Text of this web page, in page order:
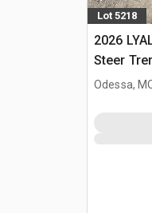
Lot 5218
2026
Steer
Odessa,